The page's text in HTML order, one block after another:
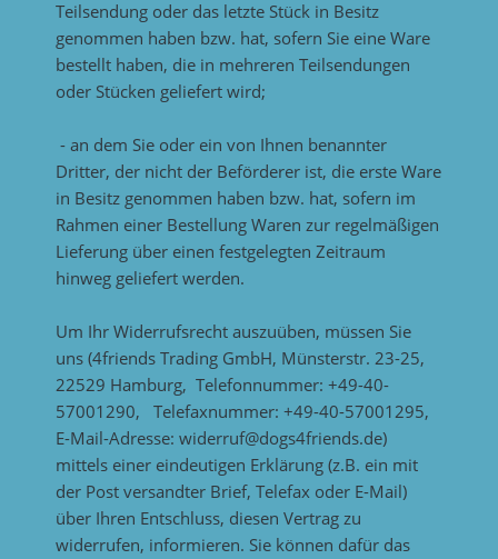
Teilsendung oder das letzte Stück in Besitz
genommen haben bzw. hat, sofern Sie eine Ware
bestellt haben, die in mehreren Teilsendungen
oder Stücken geliefert wird;
- an dem Sie oder ein von Ihnen benannter
Dritter, der nicht der Beförderer ist, die erste Ware
in Besitz genommen haben bzw. hat, sofern im
Rahmen einer Bestellung Waren zur regelmäßigen
Lieferung über einen festgelegten Zeitraum
hinweg geliefert werden.
Um Ihr Widerrufsrecht auszuüben, müssen Sie
uns (4friends Trading GmbH, Münsterstr. 23-25,
22529 Hamburg, Telefonnummer: +49-40-
57001290, Telefaxnummer: +49-40-57001295,
E-Mail-Adresse: widerruf@dogs4friends.de)
mittels einer eindeutigen Erklärung (z.B. ein mit
der Post versandter Brief, Telefax oder E-Mail)
über Ihren Entschluss, diesen Vertrag zu
widerrufen, informieren. Sie können dafür das